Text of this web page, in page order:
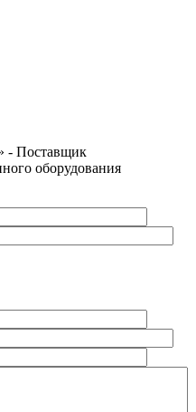
- Поставщик
оборудования